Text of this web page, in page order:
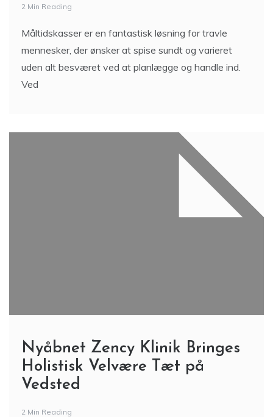
2 Min Reading
Måltidskasser er en fantastisk løsning for travle
mennesker, der ønsker at spise sundt og varieret
uden alt besværet ved at planlægge og handle ind.
Ved
Nyåbnet Zency Klinik Bringes
Holistisk Velvære Tæt på
Vedsted
2 Min Reading